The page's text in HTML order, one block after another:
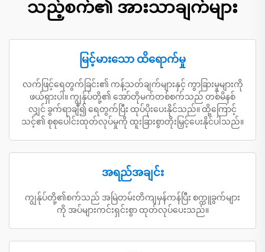
သည့်စက်၏ အားသာချက်များ
မြင့်မားသော ထိရောက်မှု
လက်ဖြင့်ရေတွက်ခြင်း၏ ကန့်သတ်ချက်များနှင့် ကွာခြားမှုများကို
ဖယ်ရှားပါ။ ကျွန်ုပ်တို့၏ အော်တိုမက်တစ်စက်သည် တစ်မိနစ်
လျှင် ခွက်ရာချီ၍ ရေတွက်ပြီး ထုပ်ပိုးပေးနိုင်သည်။ ထို့ကြောင့်
သင့်၏ စုစုပေါင်းထုတ်လုပ်မှုကို ထူးခြားစွာတိုးမြှင့်ပေးနိုင်ပါသည်။
အရည်အချင်း
ကျွန်ုပ်တို့၏စက်သည် အမြဲတမ်းတိကျမှန်ကန်ပြီး စက္ကူခွက်များ
ကို အပ်များကင်းရှင်းစွာ ထုတ်လုပ်ပေးသည်။